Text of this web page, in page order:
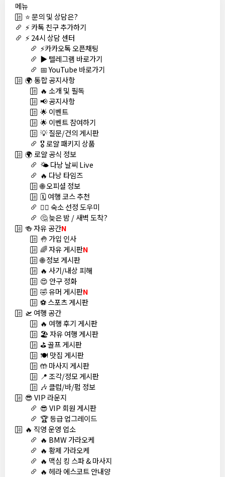
메뉴
⭐ 문의 및 상담은?
⚡ 카톡 친구 추가하기
⚡ 24시 상담 센터
⚡카카오톡 오픈채팅
▶️ 텔레그램 바로가기
📅 YouTube 바로가기
🌍 통합 공지사항
🔥 소개 및 필독
📢 공지사항
🌟 이벤트
🌟 이벤트 참여하기
💡 질문/건의 게시판
🎖️ 로얄 패키지 상품
🌍 로얄 공식 정보
🌤️ 다낭 날씨 Live
🔥 다낭 타임즈
🌐 오피셜 정보
🗓️ 여행 코스 추천
🏊‍♀️ 숙소 선정 도우미
🤔 늦은 밤 / 새벽 도착?
🍻 자유 공간N
🤚 가입 인사
🌈 자유 게시판N
🌐 정보 게시판
🔥 사기/내상 피해
😍 안구 정화
🤣 유머 게시판N
⚽ 스포츠 게시판
🛫 여행 공간
🔥 여행 후기 게시판
🏖️ 자유 여행 게시판
⛳ 골프 게시판
🍽️ 맛집 게시판
🤲 마사지 게시판
📍 조각/정모 게시판
🎶 클럽/바/펍 정보
😎 VIP 라운지
😎 VIP 회원 게시판
🏆 등급 업그레이드
🔥 직영 운영 업소
🔥 BMW 가라오케
🔥 황제 가라오케
🔥 맥심 킹 스파 & 마사지
🔥 헤라 에스코트 안내양